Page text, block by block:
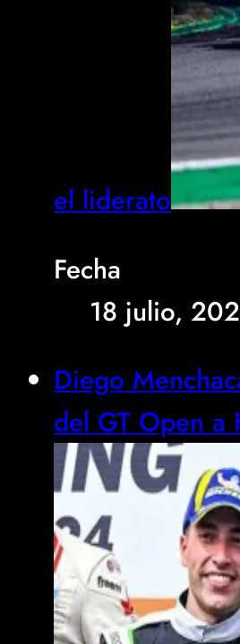
el liderato
Fecha
18 julio,
Diego
del GT Open a